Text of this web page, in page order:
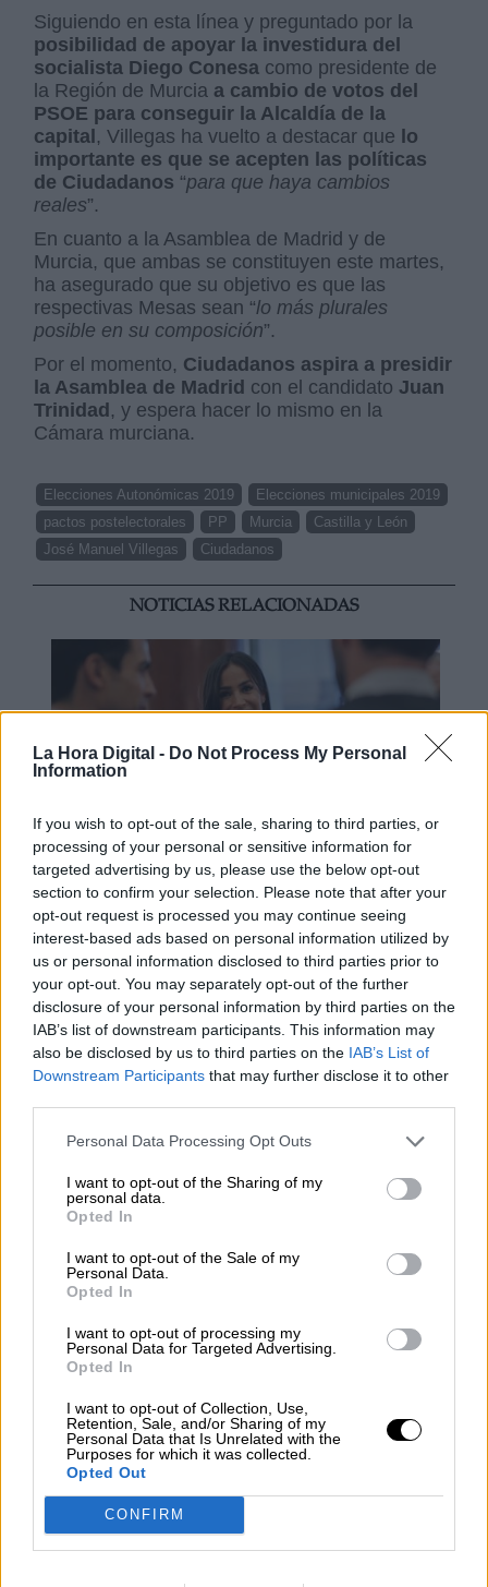
La Hora Digital - Do Not Process My Personal
Information
If you wish to opt-out of the sale, sharing to third parties, or
processing of your personal or sensitive information for
targeted advertising by us, please use the below opt-out
section to confirm your selection. Please note that after your
opt-out request is processed you may continue seeing
interest-based ads based on personal information utilized by
us or personal information disclosed to third parties prior to
your opt-out. You may separately opt-out of the further
disclosure of your personal information by third parties on the
IAB’s list of downstream participants. This information may
also be disclosed by us to third parties on the IAB’s List of
Downstream Participants that may further disclose it to other
Personal Data Processing Opt Outs
I want to opt-out of the Sharing of my
personal data.
Opted In
I want to opt-out of the Sale of my
Personal Data.
Opted In
I want to opt-out of processing my
Personal Data for Targeted Advertising.
Opted In
I want to opt-out of Collection, Use,
Retention, Sale, and/or Sharing of my
Personal Data that Is Unrelated with the
Purposes for which it was collected.
Opted Out
CONFIRM
Siguiendo en esta línea y preguntado por la
posibilidad de apoyar la investidura del
socialista Diego Conesa como presidente de
la Región de Murcia a cambio de votos del
PSOE para conseguir la Alcaldía de la
capital , Villegas ha vuelto a destacar que lo
importante es que se acepten las políticas
de Ciudadanos “para que haya cambios
reales”.
En cuanto a la Asamblea de Madrid y de
Murcia, que ambas se constituyen este martes,
ha asegurado que su objetivo es que las
respectivas Mesas sean “lo más plurales
posible en su composición”.
Por el momento, Ciudadanos aspira a presidir
la Asamblea de Madrid con el candidato Juan
Trinidad , y espera hacer lo mismo en la
Cámara murciana.
Elecciones Autonómicas 2019
Elecciones municipales 2019
pactos postelectorales
PP Murcia
Castilla y León
José Manuel Villegas
Ciudadanos
NOTICIAS RELACIONADAS
Los líderes de Ciudadanos dicen
"No" al PP
Ciudadanos: renovarse o morir